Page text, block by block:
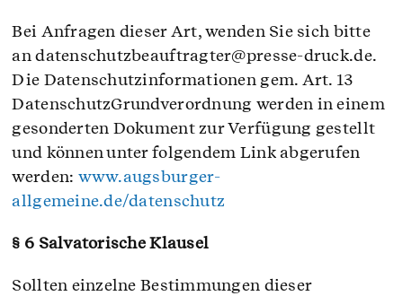
Bei Anfragen dieser Art, wenden Sie sich bitte
an datenschutzbeauftragter@presse-druck.de.
Die Datenschutzinformationen gem. Art. 13
DatenschutzGrundverordnung werden in einem
gesonderten Dokument zur Verfügung gestellt
und können unter folgendem Link abgerufen
werden: www.augsburger-
allgemeine.de/datenschutz
§ 6 Salvatorische Klausel
Sollten einzelne Bestimmungen dieser